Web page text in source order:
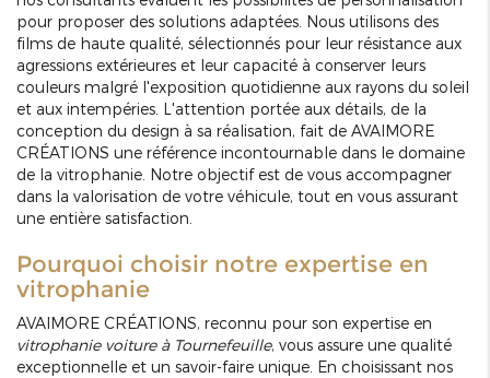
pour proposer des solutions adaptées. Nous utilisons des
films de haute qualité, sélectionnés pour leur résistance aux
agressions extérieures et leur capacité à conserver leurs
couleurs malgré l'exposition quotidienne aux rayons du soleil
et aux intempéries. L'attention portée aux détails, de la
conception du design à sa réalisation, fait de AVAIMORE
CRÉATIONS une référence incontournable dans le domaine
de la vitrophanie. Notre objectif est de vous accompagner
dans la valorisation de votre véhicule, tout en vous assurant
une entière satisfaction.
Pourquoi choisir notre expertise en
vitrophanie
AVAIMORE CRÉATIONS, reconnu pour son expertise en
vitrophanie voiture à Tournefeuille, vous assure une qualité
exceptionnelle et un savoir-faire unique. En choisissant nos